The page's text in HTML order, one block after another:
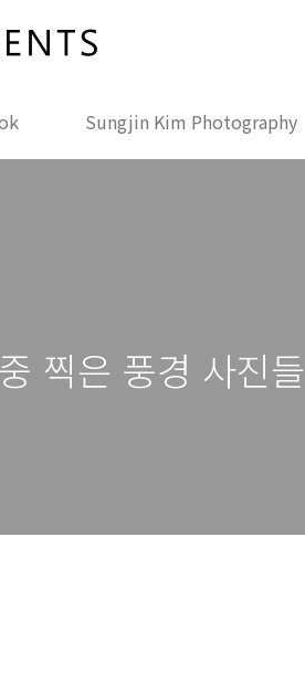
Sungjin Kim Photography
찍은 풍경 사진들